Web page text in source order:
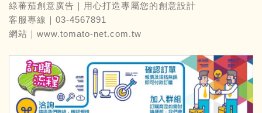
綠蕃茄創意廣告｜用心打造專屬您的創意設計
客服專線｜03-4567891
網站｜ www.tomato-net.com.tw